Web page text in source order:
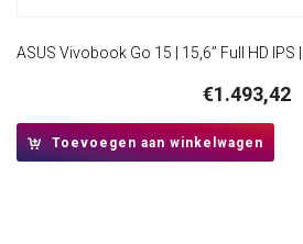
€1.493,42
Toevoegen aan winkelwagen